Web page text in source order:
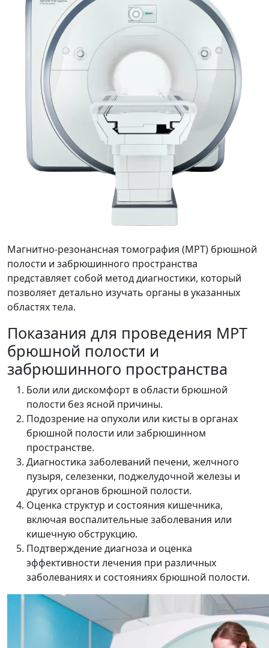
Магнитно-резонансная томография (МРТ) брюшной
полости и забрюшинного пространства
представляет собой метод диагностики, который
позволяет детально изучать органы в указанных
областях тела.
Показания для проведения МРТ
брюшной полости и
забрюшинного пространства
Боли или дискомфорт в области брюшной
полости без ясной причины.
Подозрение на опухоли или кисты в органах
брюшной полости или забрюшинном
пространстве.
Диагностика заболеваний печени, желчного
пузыря, селезенки, поджелудочной железы и
других органов брюшной полости.
Оценка структур и состояния кишечника,
включая воспалительные заболевания или
кишечную обструкцию.
Подтверждение диагноза и оценка
эффективности лечения при различных
заболеваниях и состояниях брюшной полости.